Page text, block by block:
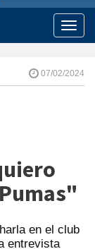
Toggle
07/02/2024
en el club
entrevista